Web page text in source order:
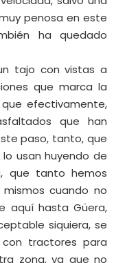
penosa en este
ha quedado
tajo con vistas a
que marca la
efectivamente,
que han
paso, tanto, que
usan huyendo de
que tanto hemos
cuando no
aquí hasta Güera,
siquiera, se
tractores para
zona, ya que no